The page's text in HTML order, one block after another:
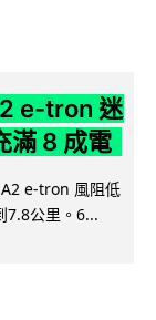
e-tron 迷
8 成電
e-tron 風阻低
7.8公里。6...